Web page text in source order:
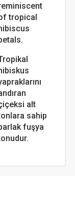
tropical
alt
sahip
fuşya